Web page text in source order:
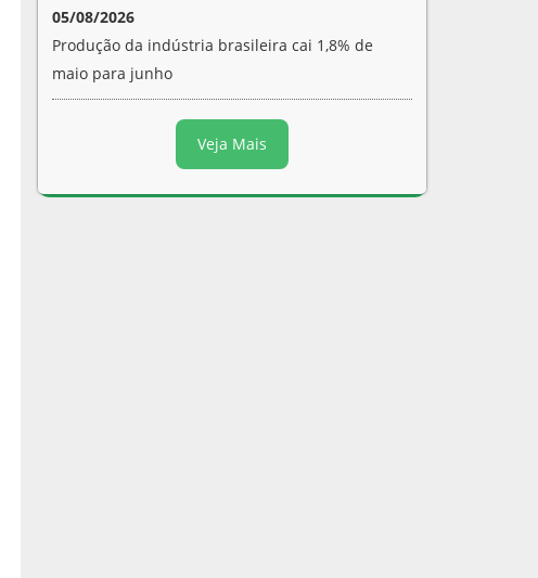
05/08/2026
Produção da indústria brasileira cai 1,8% de
maio para junho
Veja Mais